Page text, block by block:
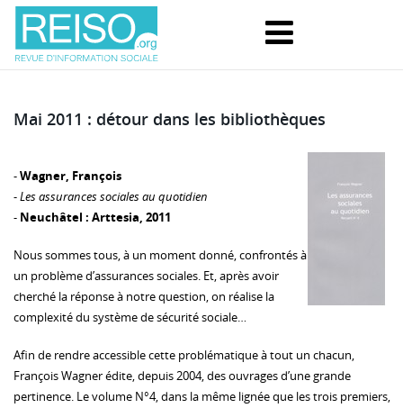
Mai 2011 : détour dans les bibliothèques
-Wagner, François
-Les assurances sociales au quotidien
- Neuchâtel : Arttesia, 2011
Nous sommes tous, à un moment donné, confrontés à
un problème d’assurances sociales. Et, après avoir
cherché la réponse à notre question, on réalise la
complexité du système de sécurité sociale…
Afin de rendre accessible cette problématique à tout un chacun,
François Wagner édite, depuis 2004, des ouvrages d’une grande
pertinence. Le volume N°4, dans la même lignée que les trois premiers,